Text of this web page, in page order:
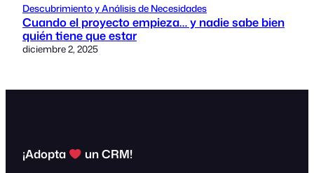
Descubrimiento y Análisis de Necesidades
Cuando el proyecto empieza… y nadie sabe bien
quién tiene que estar
diciembre 2, 2025
¡Adopta un CRM!